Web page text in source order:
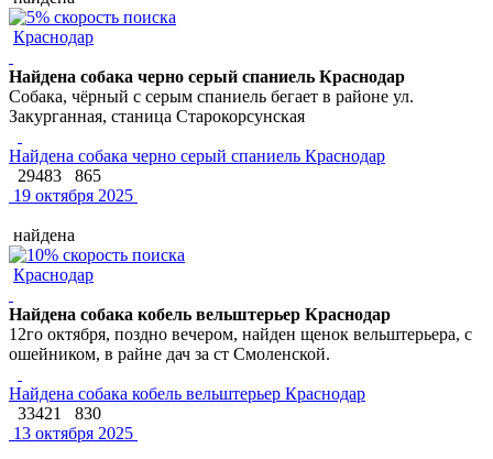
Краснодар
Найдена собака черно серый спаниель Краснодар
Собака, чёрный с серым спаниель бегает в районе ул.
Закурганная, станица Старокорсунская
Найдена собака черно серый спаниель Краснодар
29483
865
19 октября 2025
найдена
Краснодар
Найдена собака кобель вельштерьер Краснодар
12го октября, поздно вечером, найден щенок вельштерьера, с
ошейником, в райне дач за ст Смоленской.
Найдена собака кобель вельштерьер Краснодар
33421
830
13 октября 2025